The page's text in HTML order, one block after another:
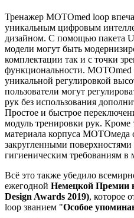
Тренажер MOTOmed loop
уникальным цифровым
дизайном. С помощью пакета
модели могут быть
комплектации так и с точки
функциональности. MOTOmed
уникальной регулировкой
пользователи могут
рук без использования
Простое и быстрое
модуль тренировки рук. Кроме
материала корпуса МОТОмеда
закругленными
гигиеническим требованиям
Всё это также убедило
ежегодной Немецкой Премии
Design Awards 2019), которое
loop званием "Особое